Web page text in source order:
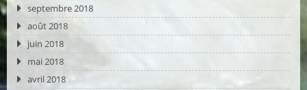
septembre 2018
août 2018
juin 2018
mai 2018
avril 2018